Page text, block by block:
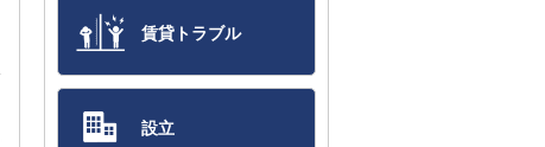
賃貸トラブル
設立